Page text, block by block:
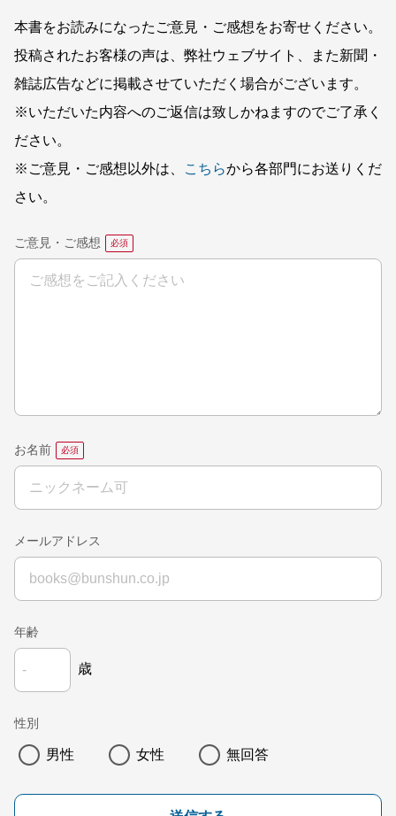
本書をお読みになったご意見・ご感想をお寄せください。
投稿されたお客様の声は、弊社ウェブサイト、また新聞・
雑誌広告などに掲載させていただく場合がございます。
※いただいた内容へのご返信は致しかねますのでご了承く
ださい。
※ご意見・ご感想以外は、
こちらから各部門にお送りくだ
さい。
ご意見・ご感想
お名前
メールアドレス
年齢
歳
性別
男性 女性 無回答